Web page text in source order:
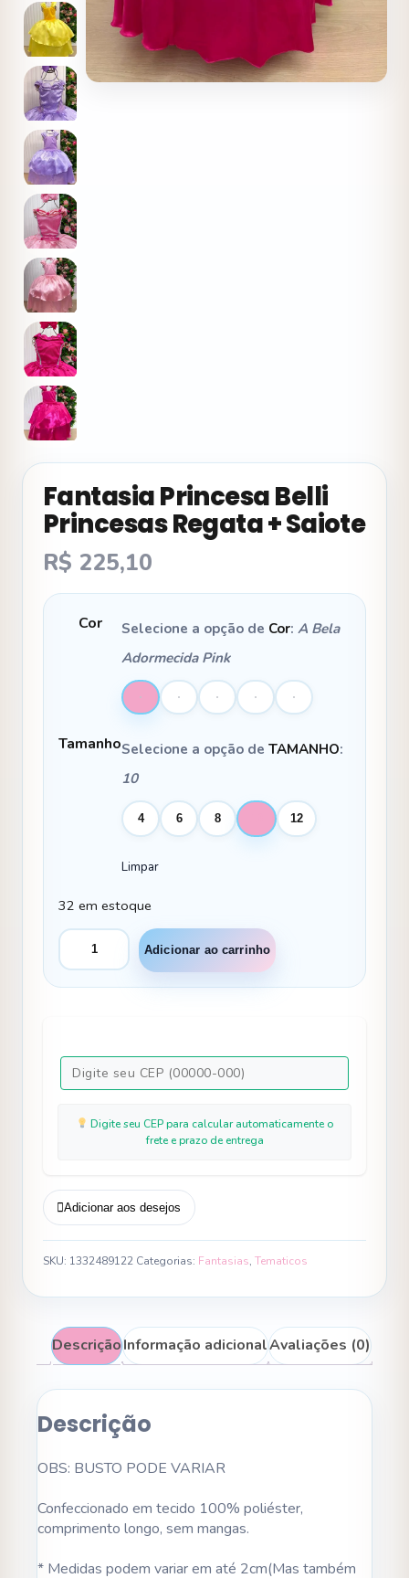
Fantasia Princesa Belli
Princesas Regata + Saiote
R$ 225,10
Cor Selecione a opção de Cor: A Bela
Adormecida Pink
TamanhoSelecione a opção de TAMANHO:
10
4 6 8 12
Limpar
32 em estoque
Fantasia
Princesa
Saiote
quantidade
Adicionar ao carrinho
Digite seu CEP para calcular automaticamente o
frete e prazo de entrega
Adicionar aos desejos
SKU: 1332489122 Categorias: Fantasias, Tematicos
DescriçãoInformação adicionalAvaliações (0)
Descrição
OBS: BUSTO PODE VARIAR
Confeccionado em tecido 100% poliéster,
comprimento longo, sem mangas.
* Medidas podem variar em até 2cm(Mas também